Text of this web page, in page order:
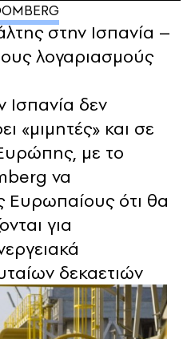
στην Ισπανία –
λογαριασμούς
δεν
«μιμητές» και σε
με το
να
Ευρωπαίους ότι θα
για
δεκαετιών